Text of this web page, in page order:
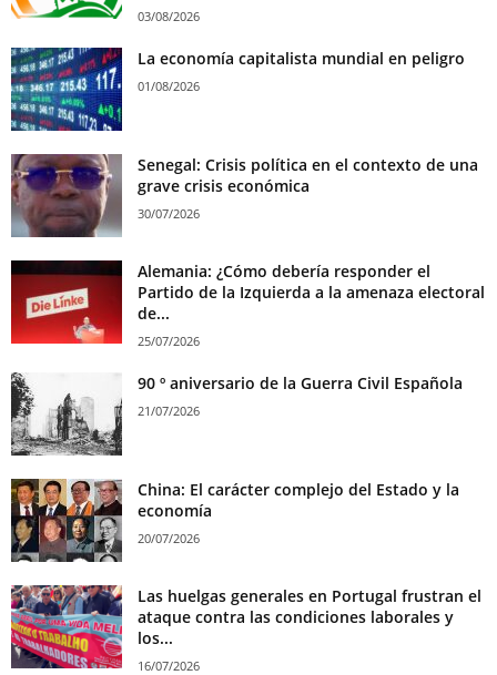
03/08/2026
La economía capitalista mundial en peligro
01/08/2026
Senegal: Crisis política en el contexto de una
grave crisis económica
30/07/2026
Alemania: ¿Cómo debería responder el
Partido de la Izquierda a la amenaza electoral
de...
25/07/2026
90 º aniversario de la Guerra Civil Española
21/07/2026
China: El carácter complejo del Estado y la
economía
20/07/2026
Las huelgas generales en Portugal frustran el
ataque contra las condiciones laborales y
los...
16/07/2026